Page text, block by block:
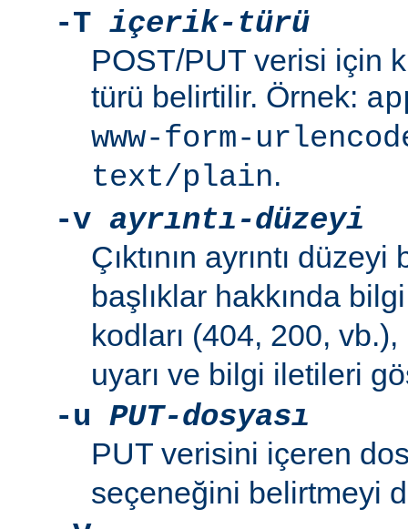
-T içerik-türü
POST/PUT verisi için
türü belirtilir. Örnek:
www-form-
text/plain.
-v ayrıntı-düzeyi
Çıktının ayrıntı
başlıklar hakkında
kodları (404, 200, vb.),
uyarı ve bilgi iletileri
-u PUT-dosyası
PUT verisini içeren
seçeneğini belirtmeyi